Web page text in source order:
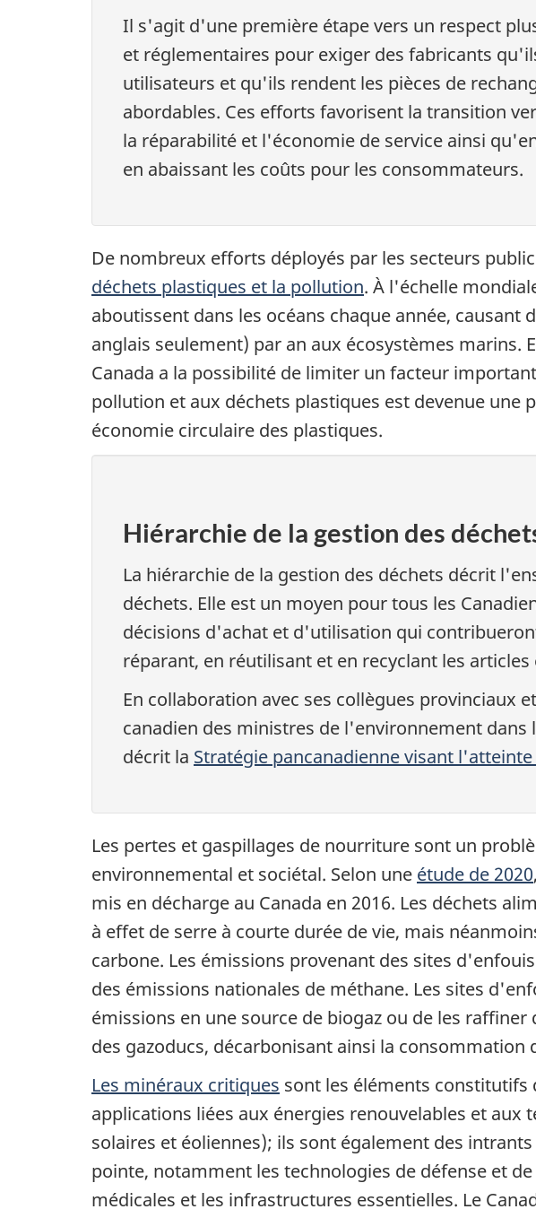
Il s'agit d'une première étape vers un respect
et réglementaires pour exiger des fabricants
utilisateurs et qu'ils rendent les pièces de
abordables. Ces efforts favorisent la transition
la réparabilité et l'économie de service ainsi
en abaissant les coûts pour les consommateurs.
De nombreux efforts déployés par les secteurs
déchets plastiques et la pollution. À l'échelle
aboutissent dans les océans chaque année, causant
anglais seulement) par an aux écosystèmes marins.
Canada a la possibilité de limiter un facteur
pollution et aux déchets plastiques est devenue
économie circulaire des plastiques.
Hiérarchie de la gestion des
La hiérarchie de la gestion des déchets décrit
déchets. Elle est un moyen pour tous les
décisions d'achat et d'utilisation qui
réparant, en réutilisant et en recyclant les articles
En collaboration avec ses collègues provinciaux
canadien des ministres de l'environnement
décrit la Stratégie pancanadienne visant
Les pertes et gaspillages de nourriture sont un
environnemental et sociétal. Selon une étude de 2020
mis en décharge au Canada en 2016. Les déchets
à effet de serre à courte durée de vie, mais
carbone. Les émissions provenant des sites
des émissions nationales de méthane. Les sites
émissions en une source de biogaz ou de les
des gazoducs, décarbonisant ainsi la consommation
Les minéraux critiques sont les éléments
applications liées aux énergies renouvelables et
solaires et éoliennes); ils sont également des
pointe, notamment les technologies de défense et
médicales et les infrastructures essentielles. Le